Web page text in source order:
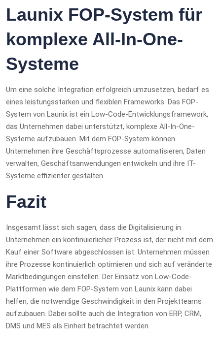
Launix FOP-System für
komplexe All-In-One-
Systeme
Um eine solche Integration erfolgreich umzusetzen, bedarf es
eines leistungsstarken und flexiblen Frameworks. Das FOP-
System von Launix ist ein Low-Code-Entwicklungsframework,
das Unternehmen dabei unterstützt, komplexe All-In-One-
Systeme aufzubauen. Mit dem FOP-System können
Unternehmen ihre Geschäftsprozesse automatisieren, Daten
verwalten, Geschäftsanwendungen entwickeln und ihre IT-
Systeme effizienter gestalten.
Fazit
Insgesamt lässt sich sagen, dass die Digitalisierung in
Unternehmen ein kontinuierlicher Prozess ist, der nicht mit dem
Kauf einer Software abgeschlossen ist. Unternehmen müssen
ihre Prozesse kontinuierlich optimieren und sich auf veränderte
Marktbedingungen einstellen. Der Einsatz von Low-Code-
Plattformen wie dem FOP-System von Launix kann dabei
helfen, die notwendige Geschwindigkeit in den Projektteams
aufzubauen. Dabei sollte auch die Integration von ERP, CRM,
DMS und MES als Einheit betrachtet werden.